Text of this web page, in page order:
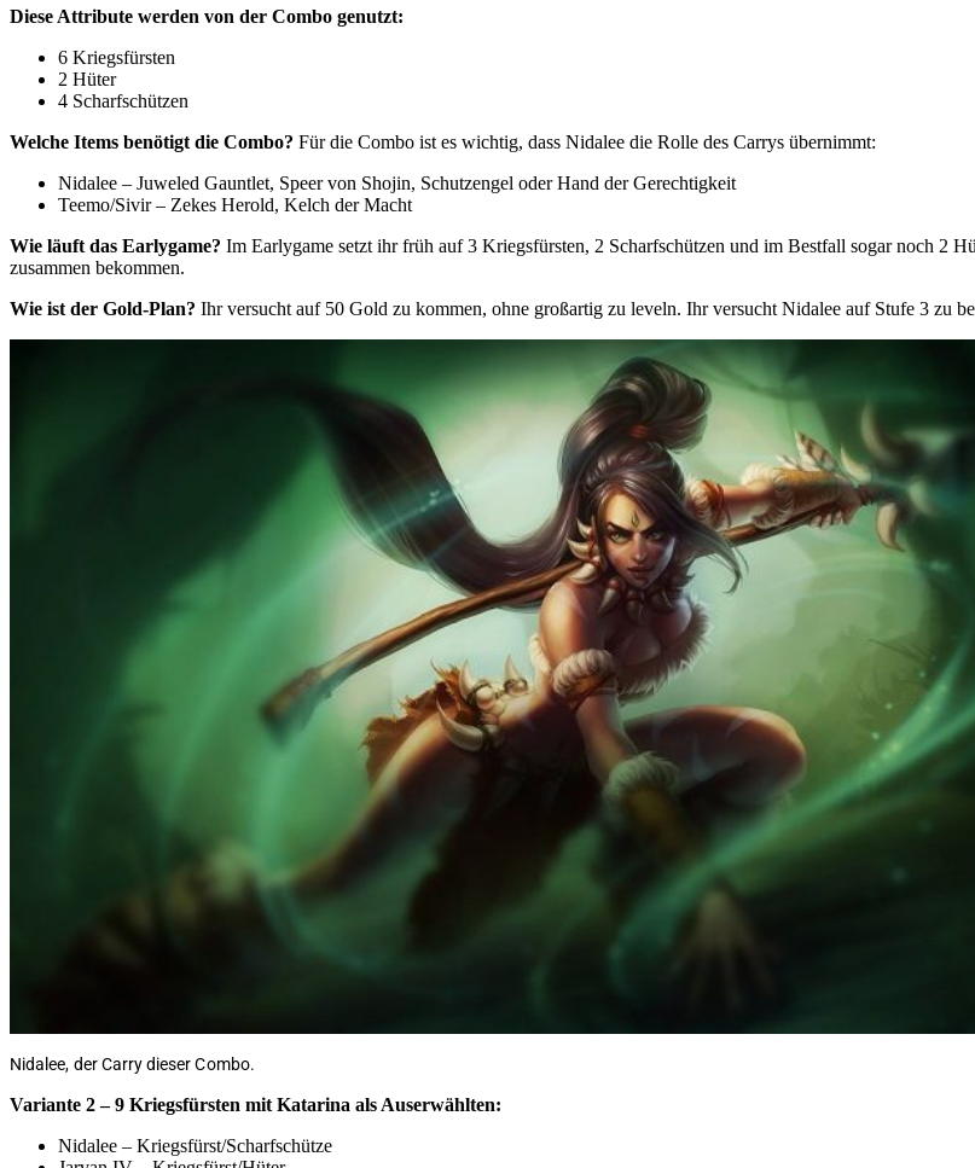
Diese Attribute werden von der Combo genutzt:
6 Kriegsfürsten
2 Hüter
4 Scharfschützen
Welche Items benötigt die Combo? Für die Combo ist es wichtig, dass Nidalee die Rolle des Carrys übernimmt:
Nidalee – Juweled Gauntlet, Speer von Shojin, Schutzengel oder Hand der Gerechtigkeit
Teemo/Sivir – Zekes Herold, Kelch der Macht
Wie läuft das Earlygame? Im Earlygame setzt ihr früh auf 3 Kriegsfürsten, 2 Scharfschützen und im Bestfall sogar noch 2
zusammen bekommen.
Wie ist der Gold-Plan? Ihr versucht auf 50 Gold zu kommen, ohne großartig zu leveln. Ihr versucht Nidalee auf Stufe 3 zu
Nidalee, der Carry dieser Combo.
Variante 2 – 9 Kriegsfürsten mit Katarina als Auserwählten:
Nidalee – Kriegsfürst/Scharfschütze